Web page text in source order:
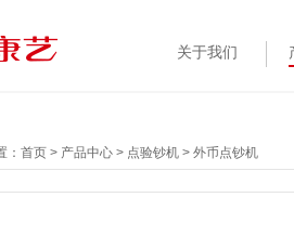
关于我们
： 首页 > 产品中心 > 点验钞机 > 外币点钞机